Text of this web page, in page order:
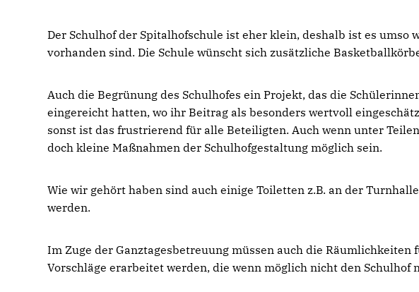
Der Schulhof der Spitalhofschule ist eher klein, deshalb ist es umso
vorhanden sind. Die Schule wünscht sich zusätzliche
Auch die Begrünung des Schulhofes ein Projekt, das die
eingereicht hatten, wo ihr Beitrag als besonders wertvoll
sonst ist das frustrierend für alle Beteiligten. Auch wenn unter
doch kleine Maßnahmen der Schulhofgestaltung möglich sein.
Wie wir gehört haben sind auch einige Toiletten z.B. an der
werden.
Im Zuge der Ganztagesbetreuung müssen auch die
Vorschläge erarbeitet werden, die wenn möglich nicht den Schulhof